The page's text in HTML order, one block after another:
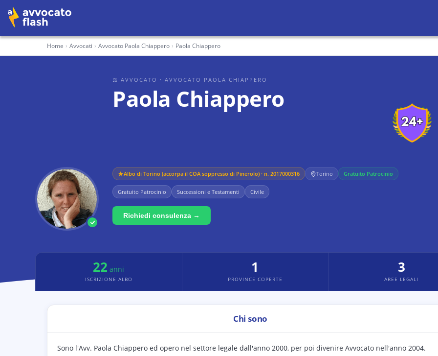
Home › Avvocati › Avvocato Paola Chiappero › Paola Chiappero
⚖ AVVOCATO · AVVOCATO PAOLA CHIAPPERO
Paola Chiappero
Albo di Torino (accorpa il COA soppresso di Pinerolo) · n. 2017000316 Torino Gratuito Patrocinio
Gratuito Patrocinio Successioni e Testamenti Civile
Richiedi consulenza →
22 anni
ISCRIZIONE ALBO
1
PROVINCE COPERTE
3
AREE LEGALI
Chi sono
Sono l'Avv. Paola Chiappero ed opero nel settore legale dall'anno 2000, per poi divenire Avvocato nell'anno 2004.